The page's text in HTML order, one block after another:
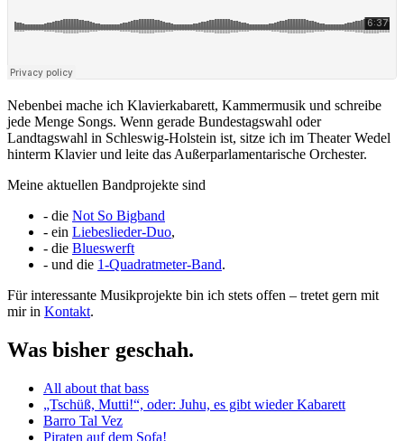
Nebenbei mache ich Klavierkabarett, Kammermusik und schreibe
jede Menge Songs. Wenn gerade Bundestagswahl oder
Landtagswahl in Schleswig-Holstein ist, sitze ich im Theater Wedel
hinterm Klavier und leite das Außerparlamentarische Orchester.
Meine aktuellen Bandprojekte sind
- die Not So Bigband
- ein Liebeslieder-Duo,
- die Blueswerft
- und die 1-Quadratmeter-Band.
Für interessante Musikprojekte bin ich stets offen – tretet gern mit
mir in Kontakt.
Was bisher geschah.
All about that bass
„Tschüß, Mutti!“, oder: Juhu, es gibt wieder Kabarett
Barro Tal Vez
Piraten auf dem Sofa!